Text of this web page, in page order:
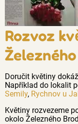
Rozvoz
Doručit květiny
Například do lokalit
Semily, Rychnov u
Květiny rozvezeme
okolo Železného